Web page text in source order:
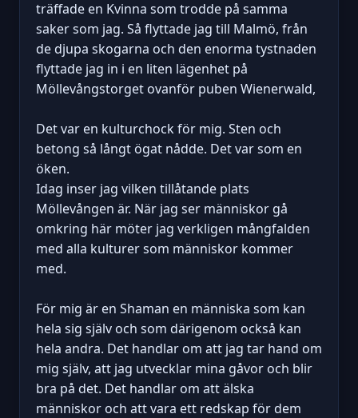
träffade en Kvinna som trodde på samma
saker som jag. Så flyttade jag till Malmö, från
de djupa skogarna och den enorma tystnaden
flyttade jag in i en liten lägenhet på
Möllevångstorget ovanför puben Wienerwald,
Det var en kulturchock för mig. Sten och
betong så långt ögat nådde. Det var som en
öken.
Idag inser jag vilken tillåtande plats
Möllevången är. När jag ser människor gå
omkring här möter jag verkligen mångfalden
med alla kulturer som människor kommer
med.
För mig är en Shaman en människa som kan
hela sig själv och som därigenom också kan
hela andra. Det handlar om att jag tar hand om
mig själv, att jag utvecklar mina gåvor och blir
bra på det. Det handlar om att älska
människor och att vara ett redskap för dem